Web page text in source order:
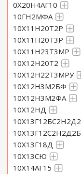
0Х20Н4АГ10
10ГН2МФА
10Х11Н20Т2Р
10Х11Н20Т3Р
10Х11Н23Т3МР
10Х12Н20Т2
10Х12Н22Т3МРУ
10Х12Н3М2БФ
10Х12Н3М2ФА
10Х12НД
10Х13Г12БС2Н2Д2
10Х13Г12С2Н2Д2Б
10Х13Г18Д
10Х13СЮ
10Х14АГ15